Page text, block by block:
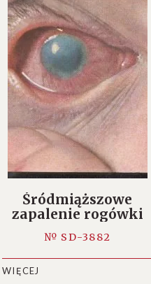
Śródmiąższowe
zapalenie rogówki
№ SD-3882
WIĘCEJ